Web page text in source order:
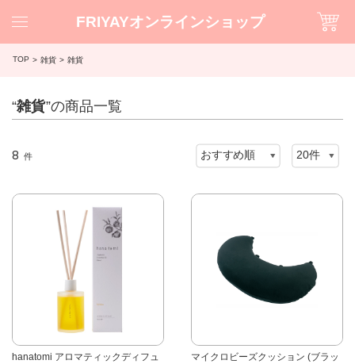
FRIYAYオンラインショップ
TOP 雑貨 雑貨
“雑貨”の商品一覧
8 件
hanatomi アロマティックディフュ
マイクロビーズクッション (ブラッ